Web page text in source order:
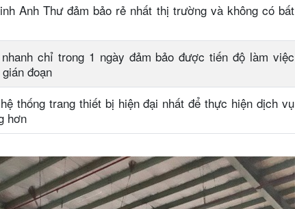
Anh Thư đảm bảo rẻ nhất thị trường và không có bất
chỉ trong 1 ngày đảm bảo được tiến độ làm việc
đoạn
thống trang thiết bị hiện đại nhất để thực hiện dịch vụ
hơn